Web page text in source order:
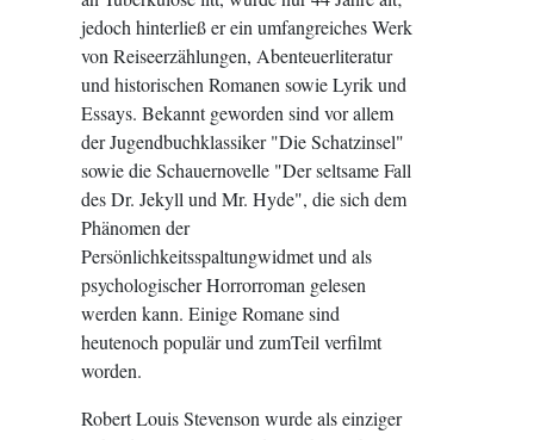
jedoch hinterließ er ein umfangreiches Werk
von Reiseerzählungen, Abenteuerliteratur
und historischen Romanen sowie Lyrik und
Essays. Bekannt geworden sind vor allem
der Jugendbuchklassiker "Die Schatzinsel"
sowie die Schauernovelle "Der seltsame Fall
des Dr. Jekyll und Mr. Hyde", die sich dem
Phänomen der
Persönlichkeitsspaltungwidmet und als
psychologischer Horrorroman gelesen
werden kann. Einige Romane sind
heutenoch populär und zumTeil verfilmt
worden.
Robert Louis Stevenson wurde als einziger